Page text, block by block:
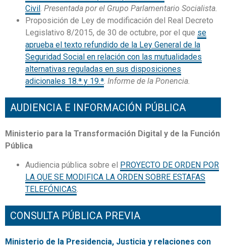
Civil. Presentada por el Grupo Parlamentario Socialista.
Proposición de Ley de modificación del Real Decreto
Legislativo 8/2015, de 30 de octubre, por el que se
aprueba el texto refundido de la Ley General de la
Seguridad Social en relación con las mutualidades
alternativas reguladas en sus disposiciones
adicionales 18.ª y 19.ª. Informe de la Ponencia.
AUDIENCIA E INFORMACIÓN PÚBLICA
Ministerio para la Transformación Digital y de la Función
Pública
Audiencia pública sobre el
PROYECTO DE ORDEN POR
LA QUE SE MODIFICA LA ORDEN SOBRE ESTAFAS
TELEFÓNICAS.
CONSULTA PÚBLICA PREVIA
Ministerio de la Presidencia, Justicia y relaciones con